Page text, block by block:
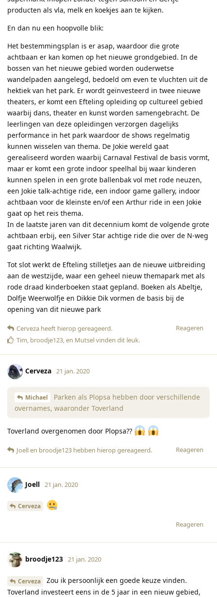
producten als vla, melk en koekjes aan te kijken.
En dan nu een hoopvolle blik:
Het bestemmingsplan is er asap, waardoor die grote
achtbaan er kan komen op het nieuwe grondgebied. In de
bossen van het nieuwe gebied worden ouderwetse
wandelpaden aangelegd, bedoeld om even te vluchten uit de
hektiek van het park. Er wordt geïnvesteerd in twee nieuwe
theaters, er komt een Efteling opleiding op cultureel gebied
waarbij dans, theater en kunst worden samengebracht. De
leerlingen van deze opleidingen verzorgen dagelijks
performance in het park waardoor de shows regelmatig
kunnen wisselen van thema. De Jokie wereld gaat
gerealiseerd worden waarbij Carnaval Festival de basis vormt,
maar er komt een grote indoor speelhal bij waar kinderen
kunnen spelen in een grote ballenbak vol met rode neuzen,
een Jokie talk-achtige ride, een indoor game gallery, indoor
achtbaan voor de kleinste en/of een Arthur ride in een Jokie
gaat op het reis thema.
In de laatste jaren van dit decennium komt de volgende grote
achtbaan erbij, een Silver Star achtige ride die over de N-weg
gaat richting Waalwijk.
Tot slot werkt de Efteling stilletjes aan de nieuwe uitbreiding
aan de westzijde, waar een geheel nieuw themapark met als
rode draad kinderboeken staat gepland. Boeken als Abeltje,
Dolfje Weerwolfje en Dikkie Dik vormen de basis bij de
opening van dit nieuwe park
Reageren
Cerveza heeft hierop gereageerd.
Tim, broodje123, en Mutselvinden dit leuk.
Cerveza 21 jan. 2020
Michael
Parken als Plopsa hebben door verschillende
overnames, waaronder Toverland
Toverland overgenomen door Plopsa??
Reageren
Joellen broodje123 hebben hierop gereageerd.
Joell 21 jan. 2020
Cerveza
Reageren
broodje123 21 jan. 2020
Cerveza
Zou ik persoonlijk een goede keuze vinden.
Toverland investeert eens in de 5 jaar in een nieuw gebied,